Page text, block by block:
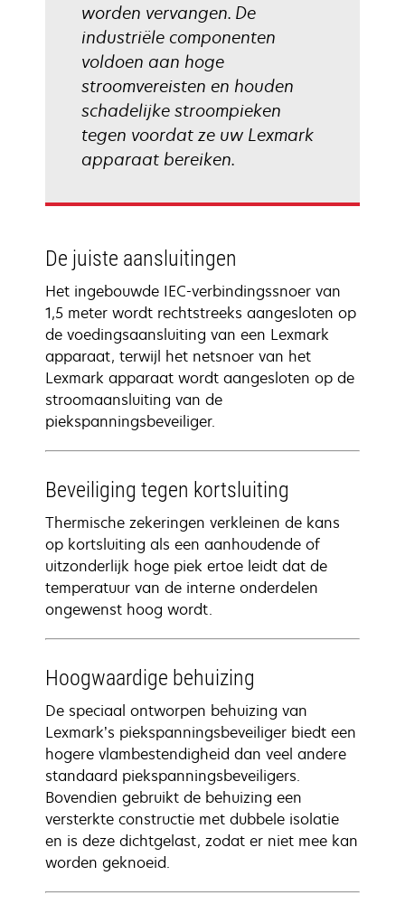
worden vervangen. De
industriële componenten
voldoen aan hoge
stroomvereisten en houden
schadelijke stroompieken
tegen voordat ze uw Lexmark
apparaat bereiken.
De juiste aansluitingen
Het ingebouwde IEC-verbindingssnoer van
1,5 meter wordt rechtstreeks aangesloten op
de voedingsaansluiting van een Lexmark
apparaat, terwijl het netsnoer van het
Lexmark apparaat wordt aangesloten op de
stroomaansluiting van de
piekspanningsbeveiliger.
Beveiliging tegen kortsluiting
Thermische zekeringen verkleinen de kans
op kortsluiting als een aanhoudende of
uitzonderlijk hoge piek ertoe leidt dat de
temperatuur van de interne onderdelen
ongewenst hoog wordt.
Hoogwaardige behuizing
De speciaal ontworpen behuizing van
Lexmark’s piekspanningsbeveiliger biedt een
hogere vlambestendigheid dan veel andere
standaard piekspanningsbeveiligers.
Bovendien gebruikt de behuizing een
versterkte constructie met dubbele isolatie
en is deze dichtgelast, zodat er niet mee kan
worden geknoeid.